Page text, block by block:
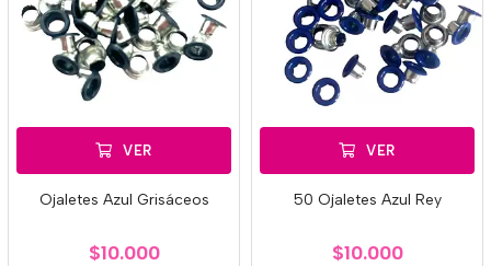
VER
Ojaletes Azul Grisáceos
$10.000
VER
50 Ojaletes Azul Rey
$10.000